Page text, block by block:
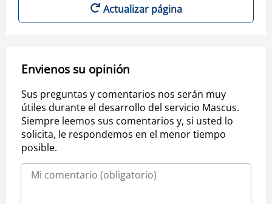
Actualizar página
Envienos su opinión
Sus preguntas y comentarios nos serán muy
útiles durante el desarrollo del servicio Mascus.
Siempre leemos sus comentarios y, si usted lo
solicita, le respondemos en el menor tiempo
posible.